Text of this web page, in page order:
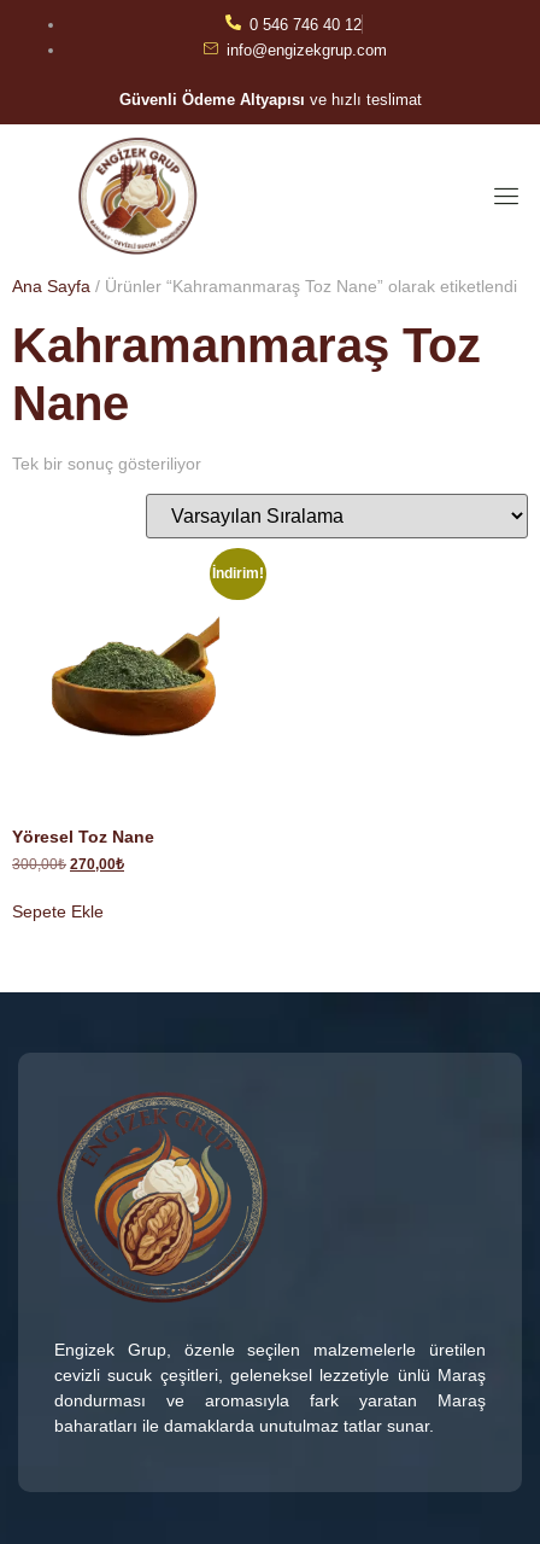
0 546 746 40 12
info@engizekgrup.com
Güvenli Ödeme Altyapısı ve hızlı teslimat
Ana Sayfa / Ürünler “Kahramanmaraş Toz Nane” olarak etiketlendi
Kahramanmaraş Toz
Nane
Tek bir sonuç gösteriliyor
İndirim!
Yöresel Toz Nane
300,00₺ 270,00₺
Sepete Ekle
Engizek Grup, özenle seçilen malzemelerle üretilen
cevizli sucuk çeşitleri, geleneksel lezzetiyle ünlü Maraş
dondurması ve aromasıyla fark yaratan Maraş
baharatları ile damaklarda unutulmaz tatlar sunar.